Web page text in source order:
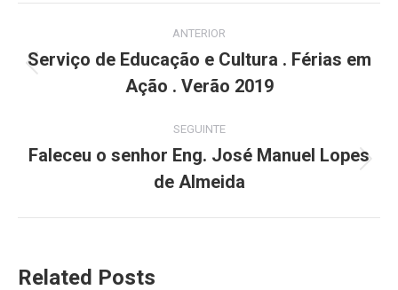
navigation
ANTERIOR
post:
Serviço de Educação e Cultura . Férias em
Ação . Verão 2019
SEGUINTE
Next
post:
Faleceu o senhor Eng. José Manuel Lopes
de Almeida
Related Posts